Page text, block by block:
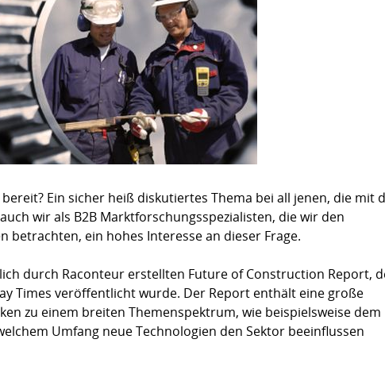
Zusammenfassung für Deutschland
Ein sicher heiß diskutiertes Thema bei all jenen, die mit
wir als B2B Marktforschungsspezialisten, die wir den
betrachten, ein hohes Interesse an dieser Frage.
durch Raconteur erstellten Future of Construction Report,
Times veröffentlicht wurde. Der Report enthält eine große
zu einem breiten Themenspektrum, wie beispielsweise dem
Umfang neue Technologien den Sektor beeinflussen